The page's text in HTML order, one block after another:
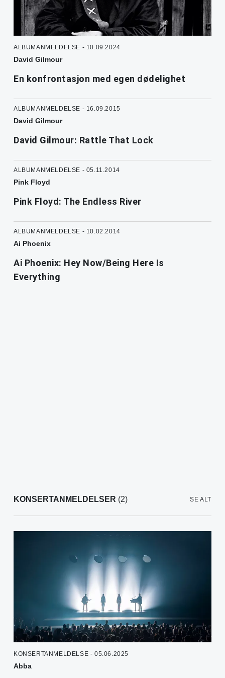
ALBUMANMELDELSE - 10.09.2024
David Gilmour
En konfrontasjon med egen dødelighet
ALBUMANMELDELSE - 16.09.2015
David Gilmour
David Gilmour: Rattle That Lock
ALBUMANMELDELSE - 05.11.2014
Pink Floyd
Pink Floyd: The Endless River
ALBUMANMELDELSE - 10.02.2014
Ai Phoenix
Ai Phoenix: Hey Now/Being Here Is
Everything
KONSERTANMELDELSER (2) SE ALT
KONSERTANMELDELSE - 05.06.2025
Abba